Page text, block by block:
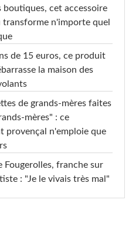
boutiques, cet accessoire
transforme n'importe quel
de 15 euros, ce produit
la maison des
de grands-mères faites
mères" : ce
provençal n'emploie que
Fougerolles, franche sur
: "Je le vivais très mal"